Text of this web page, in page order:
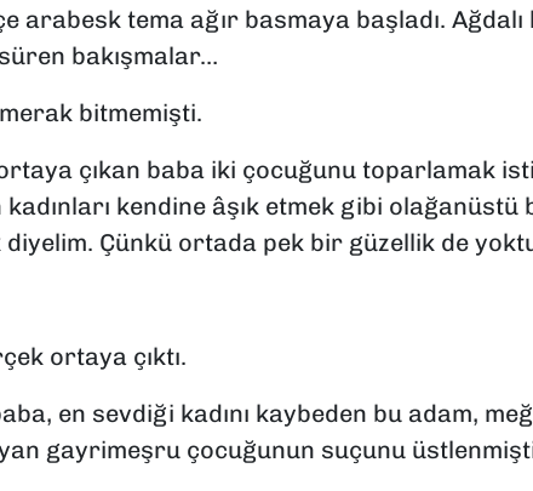
arabesk tema ağır basmaya başladı.
bakışmalar…
bitmemişti.
çıkan baba iki çocuğunu toparlamak
kadınları kendine âşık etmek gibi olağanüstü
diyelim. Çünkü ortada pek bir güzellik de
ortaya çıktı.
en sevdiği kadını kaybeden bu adam,
gayrimeşru çocuğunun suçunu